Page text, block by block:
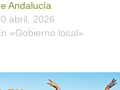
Andalucía
abril, 2026
«Gobierno local»